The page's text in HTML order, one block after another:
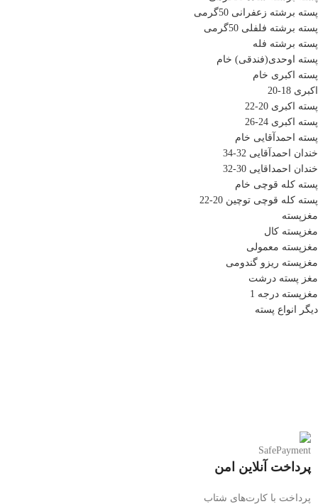
پسته برشته زعفرانی 50گرمی
پسته برشته فلفلی 50گرمی
پسته برشته فله
پسته اوحدی(فندقی) خام
پسته اکبری خام
اکبری 18-20
پسته اکبری 20-22
پسته اکبری 24-26
پسته احمدآقایی خام
خندان احمدآقایی 32-34
خندان احمداقایی 30-32
پسته کله قوچی خام
پسته کله قوچی توچین 20-22
مغزپسته
مغزپسته کال
مغزپسته معمولی
مغزپسته ریزو گندومی
مغز پسته درشت
مغزپسته درجه 1
دیگر انواع پسته
پرداخت آنلاین امن
پرداخت با کارت‌های شتاب